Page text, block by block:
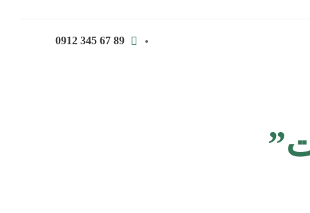
89 67 345 0912